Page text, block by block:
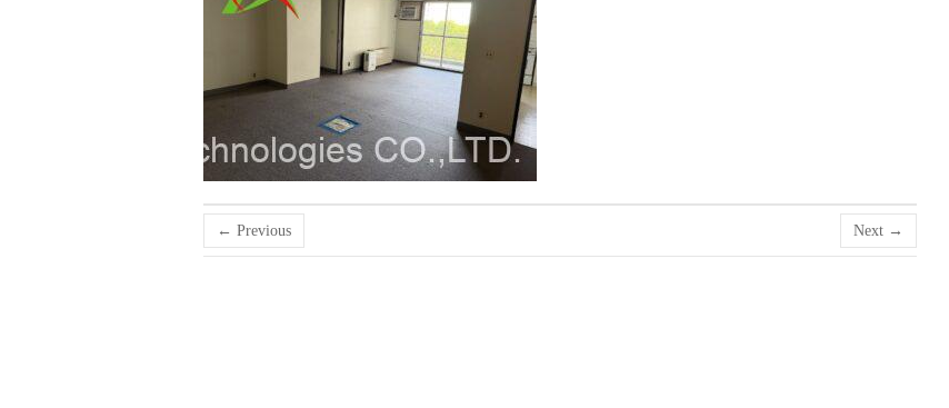
← Previous Next →